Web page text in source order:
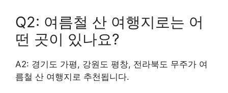
Q2: 여름철 산 여행지로는 어
떤 곳이 있나요?
A2: 경기도 가평, 강원도 평창, 전라북도 무주가 여
름철 산 여행지로 추천됩니다.